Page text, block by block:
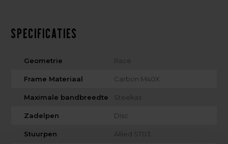
Specificaties
Geometrie Race
Frame Materiaal Carbon M40X
Maximale bandbreedte Steekas
Zadelpen Disc
Stuurpen Allied ST03